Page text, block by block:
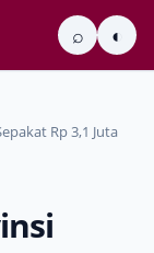
⌕ ◐
Rp 3,1 Juta